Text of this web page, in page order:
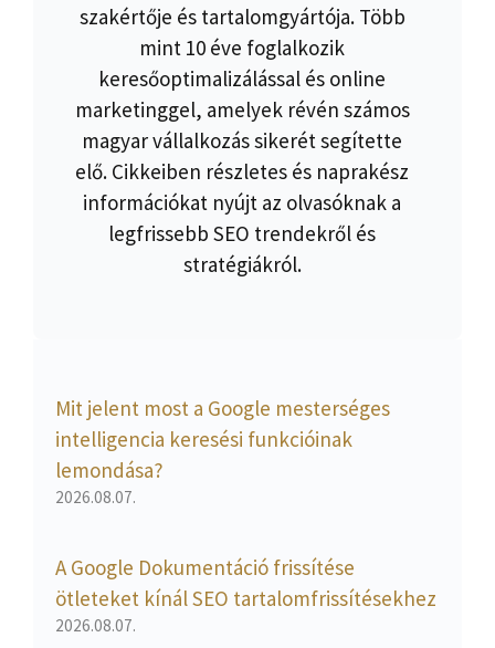
szakértője és tartalomgyártója. Több
mint 10 éve foglalkozik
keresőoptimalizálással és online
marketinggel, amelyek révén számos
magyar vállalkozás sikerét segítette
elő. Cikkeiben részletes és naprakész
információkat nyújt az olvasóknak a
legfrissebb SEO trendekről és
stratégiákról.
Mit jelent most a Google mesterséges
intelligencia keresési funkcióinak
lemondása?
2026.08.07.
A Google Dokumentáció frissítése
ötleteket kínál SEO tartalomfrissítésekhez
2026.08.07.